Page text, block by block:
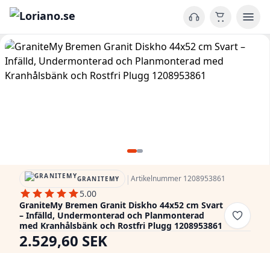
GRANITEMY | Artikelnummer 1208953861
5.00
GraniteMy Bremen Granit Diskho 44x52 cm Svart
– Infälld, Undermonterad och Planmonterad
med Kranhålsbänk och Rostfri Plugg 1208953861
2.529,60 SEK